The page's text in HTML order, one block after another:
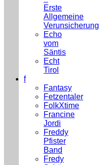
Erste
Allgemeine
Verunsicherung
Echo
vom
Säntis
Echt
Tirol
f
Fantasy
Fetzentaler
FolkXtime
Francine
Jordi
Freddy
Pfister
Band
Fredy